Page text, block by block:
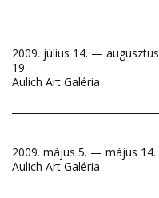
2009. július 14. — augusztus
19.
Aulich Art Galéria
2009. május 5. — május 14.
Aulich Art Galéria